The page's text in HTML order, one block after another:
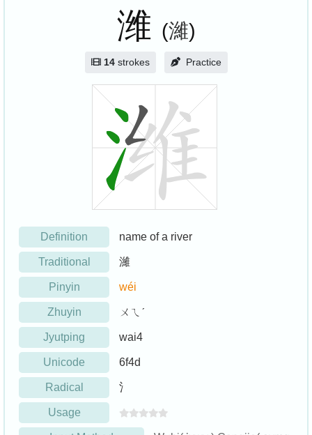
潍 (濰)
14strokes Practice
Definition name of a river
Traditional 濰
Pinyin wéi
Zhuyin ㄨㄟˊ
Jyutping wai4
Unicode 6f4d
Radical 氵
Usage